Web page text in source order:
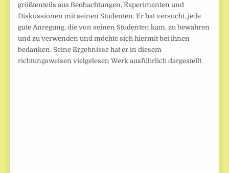
größtenteils aus Beobachtungen, Experimenten und
Diskussionen mit seinen Studenten. Er hat versucht, jede
gute Anregung, die von seinen Studenten kam, zu bewahren
und zu verwenden und möchte sich hiermit bei ihnen
bedanken. Seine Ergebnisse hat er in diesem
richtungsweisen vielgelesen Werk ausführlich dargestellt.